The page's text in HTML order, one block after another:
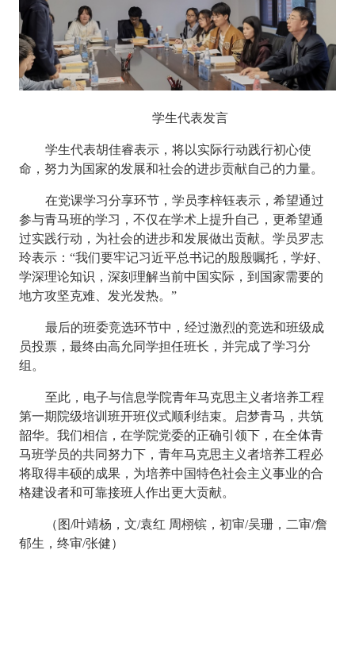
学生代表发言
学生代表胡佳睿表示，将以实际行动践行初心使
命，努力为国家的发展和社会的进步贡献自己的力量。
在党课学习分享环节，学员李梓钰表示，希望通过
参与青马班的学习，不仅在学术上提升自己，更希望通
过实践行动，为社会的进步和发展做出贡献。学员罗志
玲表示：“我们要牢记习近平总书记的殷殷嘱托，学好、
学深理论知识，深刻理解当前中国实际，到国家需要的
地方攻坚克难、发光发热。”
最后的班委竞选环节中，经过激烈的竞选和班级成
员投票，最终由高允同学担任班长，并完成了学习分
组。
至此，电子与信息学院青年马克思主义者培养工程
第一期院级培训班开班仪式顺利结束。启梦青马，共筑
韶华。我们相信，在学院党委的正确引领下，在全体青
马班学员的共同努力下，青年马克思主义者培养工程必
将取得丰硕的成果，为培养中国特色社会主义事业的合
格建设者和可靠接班人作出更大贡献。
（图/叶靖杨，文/袁红 周栩镔，初审/吴珊，二审/詹
郁生，终审/张健）